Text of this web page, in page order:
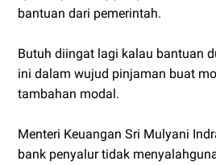
bantuan dari pemerintah.
Butuh diingat lagi kalau bantuan
ini dalam wujud pinjaman buat
tambahan modal.
Menteri Keuangan Sri Mulyani
bank penyalur tidak